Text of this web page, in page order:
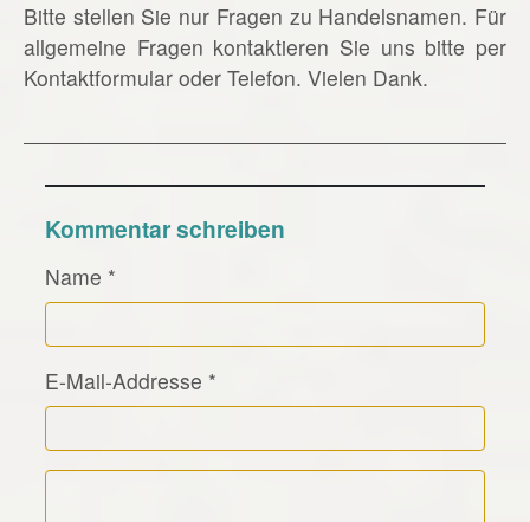
Bitte stellen Sie nur Fragen zu Handelsnamen. Für
allgemeine Fragen kontaktieren Sie uns bitte per
Kontaktformular oder Telefon. Vielen Dank.
Kommentar schreiben
Name *
E-Mail-Addresse *
Kommentar Text